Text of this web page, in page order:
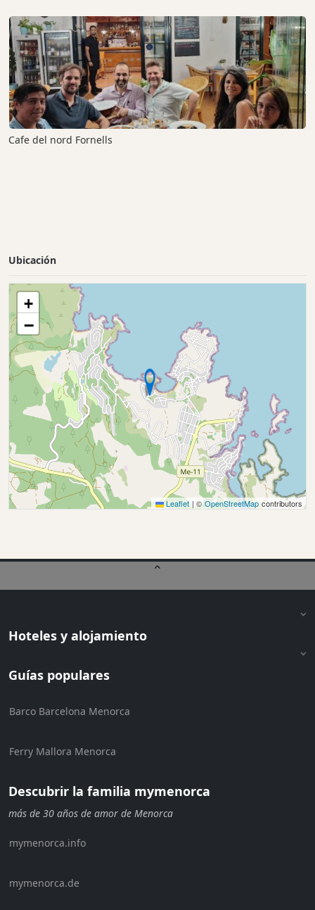
Cafe del nord Fornells
Ubicación
+
−
Leaflet | ©OpenStreetMap contributors
Hoteles y alojamiento
Guías populares
Barco Barcelona Menorca
Ferry Mallora Menorca
Descubrir la familia mymenorca
más de 30 años de amor de Menorca
mymenorca.info
mymenorca.de